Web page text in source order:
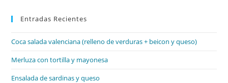
Entradas Recientes
Coca salada valenciana (relleno de verduras + beicon y queso)
Merluza con tortilla y mayonesa
Ensalada de sardinas y queso